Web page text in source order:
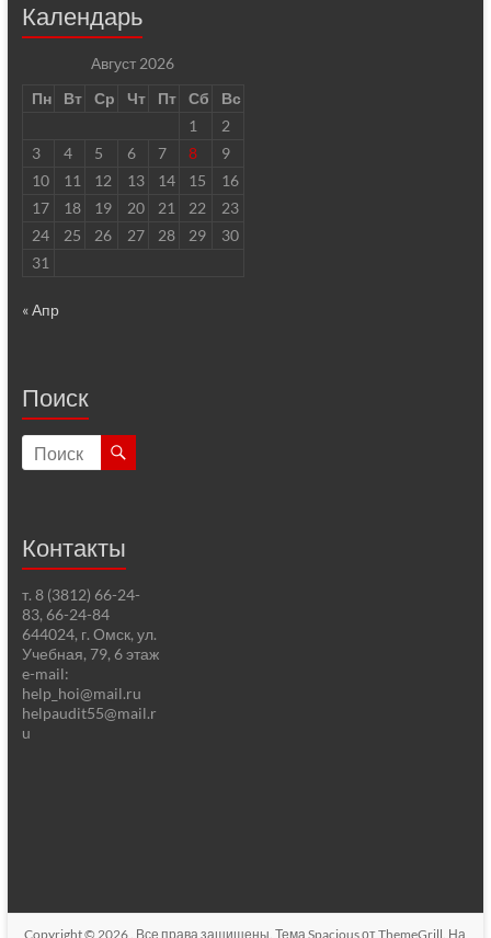
Календарь
Август 2026
Пн
Вт Ср Чт Пт Сб
Вс
1
2
3
4 5 6 7 8
9
10
11 12 13 14 15
16
17
18 19 20 21 22
23
24
25 26 27 28 29
30
31
« Апр
Поиск
Контакты
т. 8 (3812) 66-24-
83, 66-24-84
644024, г. Омск, ул.
Учебная, 79, 6 этаж
e-mail:
help_hoi@mail.ru
helpaudit55@mail.r
u
Copyright © 2026 . Все права защищены. ТемаSpaciousот ThemeGrill. На